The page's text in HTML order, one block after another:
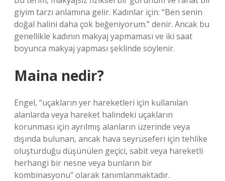
giyim tarzı anlamına gelir. Kadınlar için: “Ben senin
doğal halini daha çok beğeniyorum.” denir. Ancak bu
genellikle kadının makyaj yapmaması ve iki saat
boyunca makyaj yapması şeklinde söylenir.
Maina nedir?
Engel, “uçakların yer hareketleri için kullanılan
alanlarda veya hareket halindeki uçakların
korunması için ayrılmış alanların üzerinde veya
dışında bulunan, ancak hava seyrüseferi için tehlike
oluşturduğu düşünülen geçici, sabit veya hareketli
herhangi bir nesne veya bunların bir
kombinasyonu” olarak tanımlanmaktadır.